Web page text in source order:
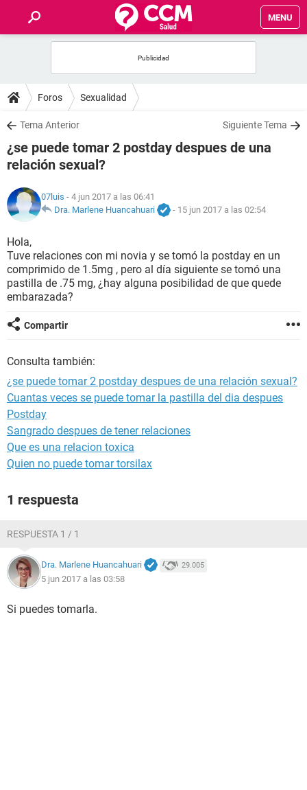
MENU
FOROS
SALUD
FAMILIA
NUTRICIÓN
SEXUALIDAD
GLOSARIO
Foros Sexualidad
Tema Anterior Siguiente Tema
¿se puede tomar 2 postday despues de una
relación sexual?
07luis - 4 jun 2017 a las 06:41
Dra. Marlene Huancahuari
- 15 jun 2017 a las 02:54
Hola,
Tuve relaciones con mi novia y se tomó la postday en un
comprimido de 1.5mg , pero al día siguiente se tomó una
pastilla de .75 mg, ¿hay alguna posibilidad de que quede
embarazada?
Compartir
Consulta también:
¿se puede tomar 2 postday despues de una relación sexual?
Cuantas veces se puede tomar la pastilla del dia despues
Postday
Sangrado despues de tener relaciones
Que es una relacion toxica
Quien no puede tomar torsilax
1 respuesta
RESPUESTA 1 / 1
Dra. Marlene Huancahuari 29.005
5 jun 2017 a las 03:58
Si puedes tomarla.